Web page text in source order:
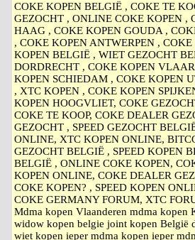
COKE KOPEN BELGIË , COKE TE
GEZOCHT , ONLINE COKE KOPEN ,
HAAG , COKE KOPEN GOUDA ,
, COKE KOPEN ANTWERPEN ,
KOPEN BELGIË , WIET GEZOCHT
DORDRECHT , COKE KOPEN
KOPEN SCHIEDAM , COKE KOPEN
, XTC KOPEN , COKE KOPEN
KOPEN HOOGVLIET, COKE
COKE TE KOOP, COKE DEALER
GEZOCHT , SPEED GEZOCHT
ONLINE, XTC KOPEN ONLINE,
GEZOCHT BELGIË , SPEED KOPEN
BELGIË , ONLINE COKE KOPEN,
KOPEN ONLINE, COKE DEALER
COKE KOPEN? , SPEED KOPEN
COKE GERMANY FORUM, XTC
Mdma kopen Vlaanderen mdma
widow kopen belgie joint kopen België
wiet kopen ieper mdma kopen ieper